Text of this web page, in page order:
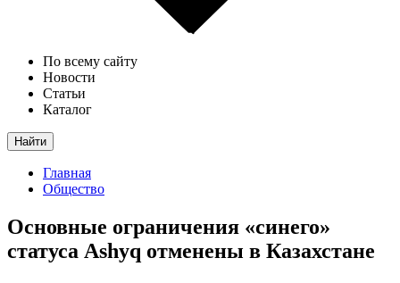
По всему сайту
Новости
Статьи
Каталог
Найти
Главная
Общество
Основные ограничения «синего»
статуса Ashyq отменены в Казахстане